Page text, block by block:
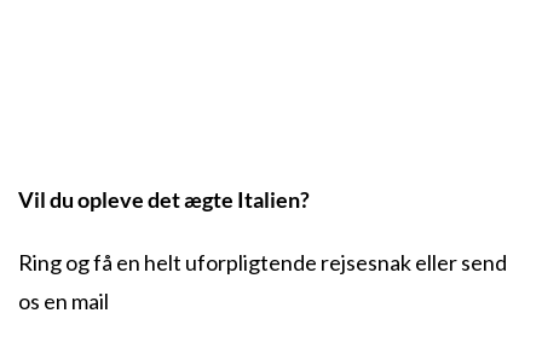
Vil du opleve det ægte Italien?
Ring og få en helt uforpligtende rejsesnak eller send
os en mail